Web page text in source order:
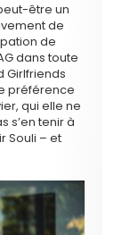
être un
de
de
dans toute
Girlfriends
préférence
qui elle ne
s’en tenir à
Souli – et